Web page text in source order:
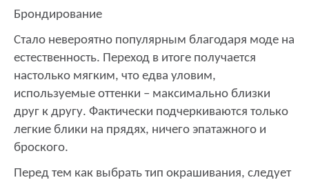
Брондирование
Стало невероятно популярным благодаря моде на
естественность. Переход в итоге получается
настолько мягким, что едва уловим,
используемые оттенки – максимально близки
друг к другу. Фактически подчеркиваются только
легкие блики на прядях, ничего эпатажного и
броского.
Перед тем как выбрать тип окрашивания, следует